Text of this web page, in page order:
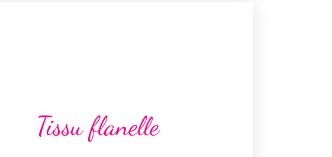
Tissu flanelle